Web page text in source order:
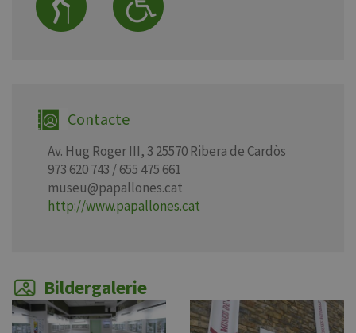
Contacte
Av. Hug Roger III, 3 25570 Ribera de Cardòs
973 620 743 / 655 475 661
museu@papallones.cat
http://www.papallones.cat
Bildergalerie